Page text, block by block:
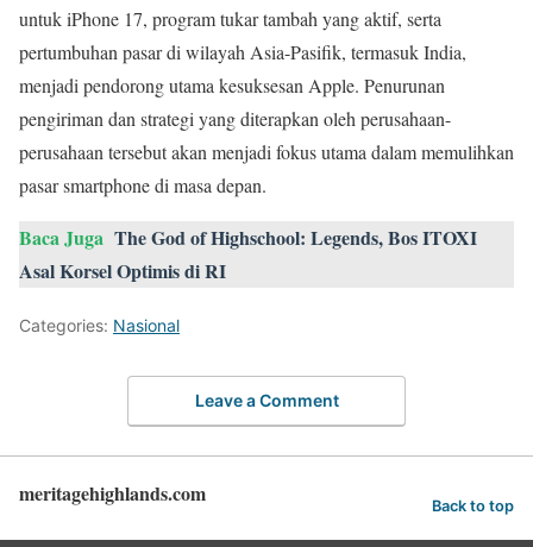
untuk iPhone 17, program tukar tambah yang aktif, serta
pertumbuhan pasar di wilayah Asia-Pasifik, termasuk India,
menjadi pendorong utama kesuksesan Apple. Penurunan
pengiriman dan strategi yang diterapkan oleh perusahaan-
perusahaan tersebut akan menjadi fokus utama dalam memulihkan
pasar smartphone di masa depan.
Baca Juga The God of Highschool: Legends, Bos ITOXI
Asal Korsel Optimis di RI
Categories: Nasional
Leave a Comment
meritagehighlands.com Back to top